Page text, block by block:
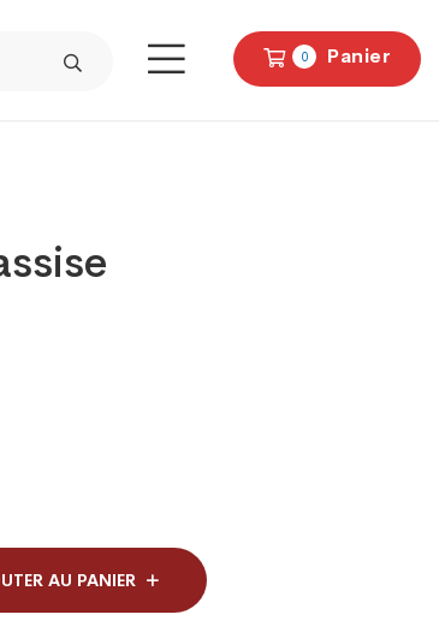
0 Panier
AU PANIER